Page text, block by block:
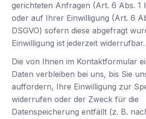
gerichteten Anfragen (Art. 6 Abs. 1
oder auf Ihrer Einwilligung (Art. 6
DSGVO) sofern diese abgefragt
Einwilligung ist jederzeit widerrufbar.
Die von Ihnen im Kontaktformular
Daten verbleiben bei uns, bis Sie
auffordern, Ihre Einwilligung zur
widerrufen oder der Zweck für die
Datenspeicherung entfällt (z. B.